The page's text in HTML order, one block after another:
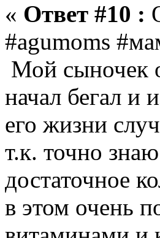
« Ответ #10 :
#agumoms
Мой сыночек
начал бегал и
его жизни
т.к. точно
достаточное
в этом очень